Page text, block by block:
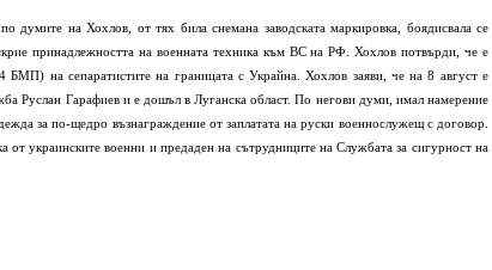
на Хохлов, от тях била снемана заводската маркировка, боядисвала се
принадлежността на военната техника към ВС на РФ. Хохлов потвърди, че е
БМП) на сепаратистите на границата с Украйна. Хохлов заяви, че на 8 август е
Руслан Гарафиев и е дошъл в Луганска област. По негови думи, имал намерение
за по-щедро възнаграждение от заплатата на руски военнослужещ с договор.
украинските военни и предаден на сътрудниците на Службата за сигурност на